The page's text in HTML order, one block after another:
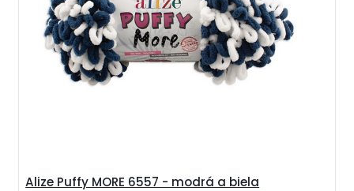
Alize Puffy MORE 6557 - modrá a biela